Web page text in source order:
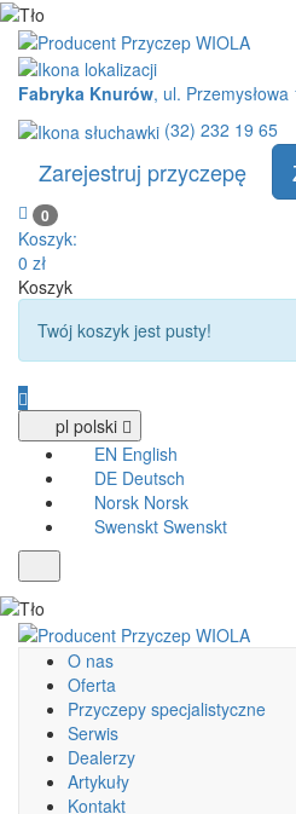
Fabryka Knurów, ul. Przemysłowa
(32) 232 19 65
Zarejestruj przyczepę
0
Koszyk:
0 zł
Koszyk
info:
Twój koszyk jest pusty!
pl polski
EN English
DE Deutsch
Norsk Norsk
Swenskt Swenskt
O nas
Oferta
Przyczepy specjalistyczne
Serwis
Dealerzy
Artykuły
Kontakt